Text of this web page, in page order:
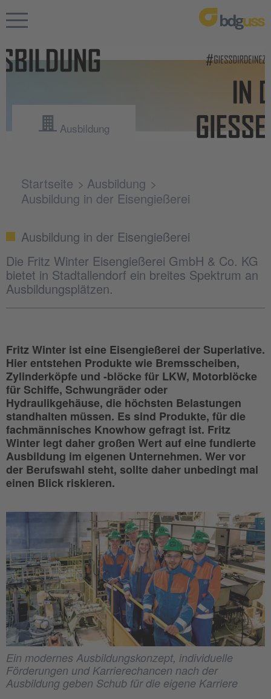
Ausbildung
Startseite
Ausbildung
Ausbildung in der Eisengießerei
Ausbildung in der Eisengießerei
Die Fritz Winter Eisengießerei GmbH & Co. KG
bietet in Stadtallendorf ein breites Spektrum an
Ausbildungsplätzen.
Fritz Winter ist eine Eisengießerei der Superlative.
Hier entstehen Produkte wie Bremsscheiben,
Zylinderköpfe und -blöcke für LKW, Motorblöcke
für Schiffe, Schwungräder oder
Hydraulikgehäuse, die höchsten Belastungen
standhalten müssen. Es sind Produkte, für die
fachmännisches Knowhow gefragt ist. Fritz
Winter legt daher großen Wert auf eine fundierte
Ausbildung im eigenen Unternehmen. Wer vor
der Berufswahl steht, sollte daher unbedingt mal
einen Blick riskieren.
Ein modernes Ausbildungskonzept, individuelle
Förderungen und Karrierechancen nach der
Ausbildung geben Schub für die eigene Karriere